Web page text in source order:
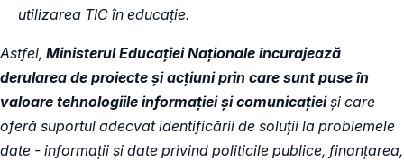
utilizarea TIC în educație.
Astfel, Ministerul Educației Naționale încurajează
derularea de proiecte și acțiuni prin care sunt puse în
valoare tehnologiile informației și comunicațieiși care
oferă suportul adecvat identificării de soluții la problemele
date - informații și date privind politicile publice, finanțarea,